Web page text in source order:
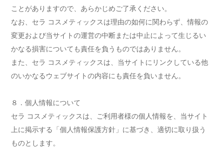
ことがありますので、あらかじめご了承ください。
なお、セラ コスメティックスは理由の如何に関わらず、情報の
変更および当サイトの運営の中断または中止によって生じるい
かなる損害についても責任を負うものではありません。
また、セラ コスメティックスは、当サイトにリンクしている他
のいかなるウェブサイトの内容にも責任を負いません。
８．個人情報について
セラ コスメティックスは、ご利用者様の個人情報を、当サイト
上に掲示する「個人情報保護方針」に基づき、適切に取り扱う
ものとします。